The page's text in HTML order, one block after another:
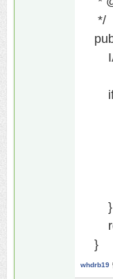
*/
if
}
}
}
whdrb19